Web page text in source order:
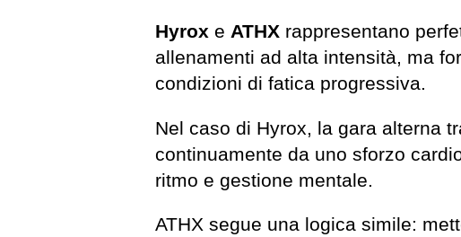
Hyrox e ATHX rappresentano
allenamenti ad alta intensità, ma
condizioni di fatica progressiva.
Nel caso di Hyrox, la gara alterna
continuamente da uno sforzo
ritmo e gestione mentale.
ATHX segue una logica simile: